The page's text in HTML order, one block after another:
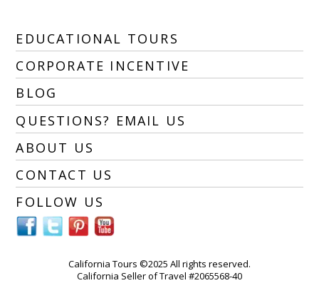
EDUCATIONAL TOURS
CORPORATE INCENTIVE
BLOG
QUESTIONS? EMAIL US
ABOUT US
CONTACT US
FOLLOW US
California Tours ©2025 All rights reserved.
California Seller of Travel #2065568-40